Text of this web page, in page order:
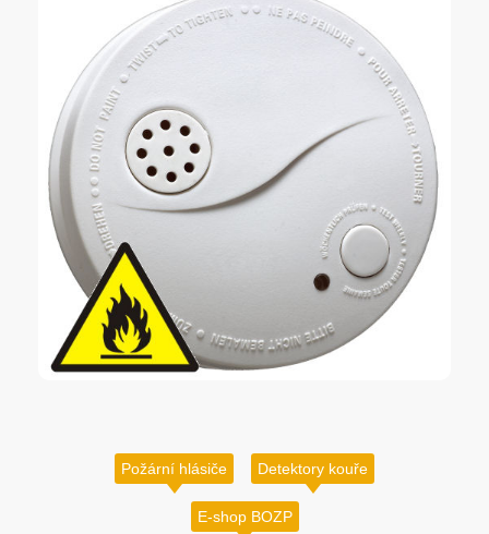
Požární hlásiče Detektory kouře
E-shop BOZP